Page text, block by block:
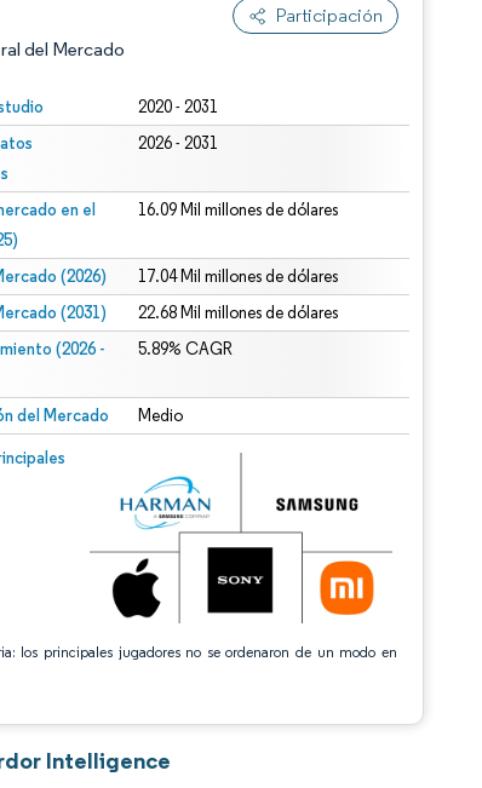
Participación
del Mercado
2020 - 2031
2026 - 2031
en el
16.09 Mil millones de dólares
(2026) 17.04 Mil millones de dólares
(2031) 22.68 Mil millones de dólares
(2026 -
5.89% CAGR
del Mercado Medio
los principales jugadores no se ordenaron de un modo en
Intelligence. El uso requiere atribución según CC BY 4.0.
BY 4.0.
Intelligence